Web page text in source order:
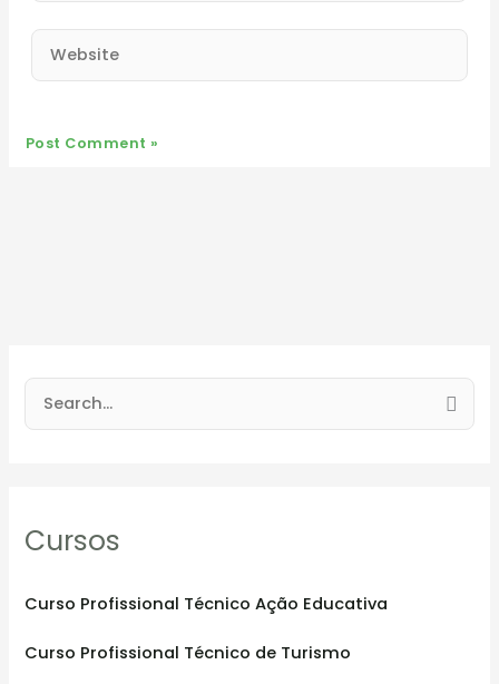
Website
c
f
r
Cursos
Curso Profissional Técnico Ação Educativa
Curso Profissional Técnico de Turismo